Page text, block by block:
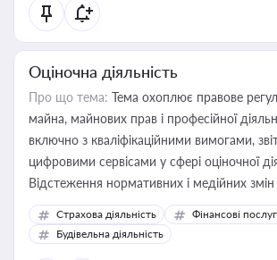
Оціночна діяльність
Про що тема: Тема охоплює правове
майна, майнових прав і професійної
включно з кваліфікаційними вимогами,
цифровими сервісами у сфері оціночної
Відстеження нормативних і медійних змін
корисне для власника бізнесу, керівника,
бухгалтера під час оподаткування,
державного майна, корпоративних угод і
Страхова діяльність
Фінансові
Будівельна діяльність